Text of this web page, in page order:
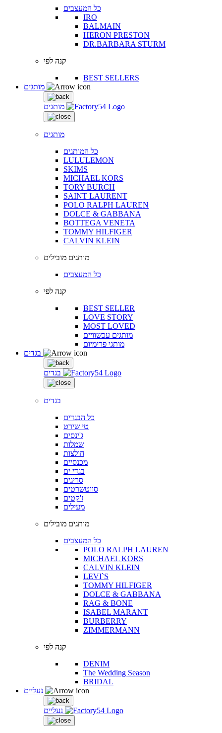
כל המעצבים
IRO
BALMAIN
HERON PRESTON
DR.BARBARA STURM
קנה לפי
BEST SELLERS
מותגים
מותגים
כל המותגים
LULULEMON
SKIMS
MICHAEL KORS
TORY BURCH
SAINT LAURENT
POLO RALPH LAUREN
DOLCE & GABBANA
BOTTEGA VENETA
TOMMY HILFIGER
CALVIN KLEIN
מותגים מובילים
כל המעצבים
קנה לפי
BEST SELLER
LOVE STORY
MOST LOVED
מותגים עכשוויים
מותגי פרימיום
בגדים
בגדים
כל הבגדים
טי שירט
ג'ינסים
שמלות
חולצות
מכנסיים
בגדי ים
סריגים
סווטשרטים
ז'קטים
מעילים
מותגים מובילים
כל המעצבים
POLO RALPH LAUREN
MICHAEL KORS
CALVIN KLEIN
LEVI`S
TOMMY HILFIGER
DOLCE & GABBANA
RAG & BONE
ISABEL MARANT
BURBERRY
ZIMMERMANN
קנה לפי
DENIM
The Wedding Season
BRIDAL
נעליים